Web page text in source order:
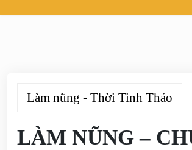
Làm nũng - Thời Tinh Thảo
LÀM NŨNG –